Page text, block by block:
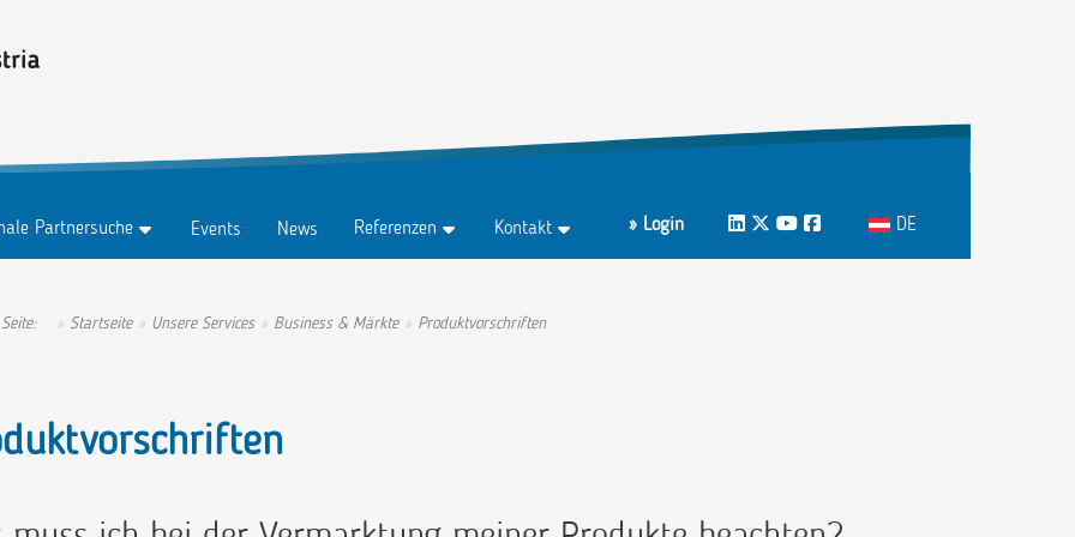
Partnersuche
Abo
Events News Referenzen
Erfolgsgeschichten
Kontakt
AnsprechpartnerInnen A-Z
LinkedIn
Twitter
Youtube
Facebook
» Login
Sprache auswählen
DE
Startseite Unsere Services Business & Märkte Produktvorschriften